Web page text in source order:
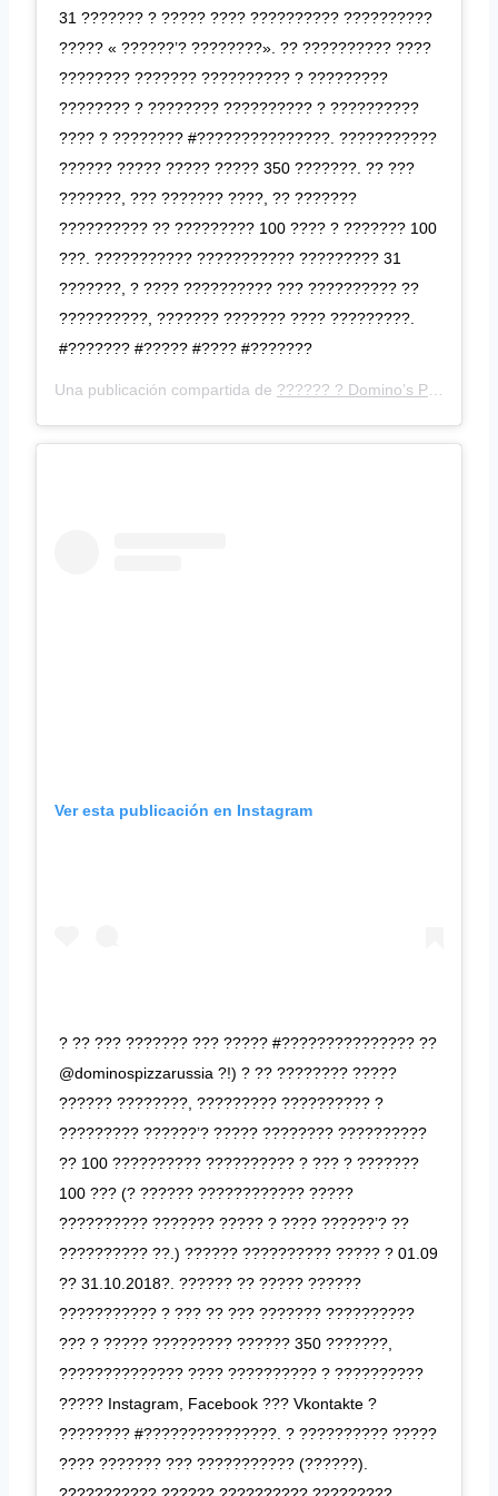
31 ??????? ? ????? ???? ?????????? ??????????
????? « ??????’? ????????». ?? ?????????? ????
???????? ??????? ?????????? ? ?????????
???????? ? ???????? ?????????? ? ??????????
???? ? ???????? #???????????????. ???????????
?????? ????? ????? ????? 350 ???????. ?? ???
???????, ??? ??????? ????, ?? ???????
?????????? ?? ????????? 100 ???? ? ??????? 100
???. ??????????? ??????????? ????????? 31
???????, ? ???? ?????????? ??? ?????????? ??
??????????, ??????? ??????? ???? ?????????.
#??????? #????? #???? #???????
Una publicación compartida de ?????? ? Domino’s Pizza
Ver esta publicación en Instagram
? ?? ??? ??????? ??? ????? #??????????????? ??
@dominospizzarussia ?!) ? ?? ???????? ?????
?????? ????????, ????????? ?????????? ?
????????? ??????’? ????? ???????? ??????????
?? 100 ?????????? ?????????? ? ??? ? ???????
100 ??? (? ?????? ???????????? ?????
?????????? ??????? ????? ? ???? ??????’? ??
?????????? ??.) ?????? ?????????? ????? ? 01.09
?? 31.10.2018?. ?????? ?? ????? ??????
??????????? ? ??? ?? ??? ??????? ??????????
??? ? ????? ????????? ?????? 350 ???????,
?????????????? ???? ?????????? ? ??????????
????? Instagram, Facebook ??? Vkontakte ?
???????? #???????????????. ? ?????????? ?????
???? ??????? ??? ??????????? (??????).